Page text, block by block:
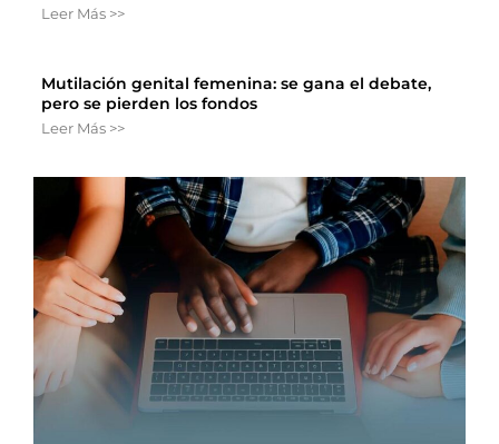
Leer Más >>
Mutilación genital femenina: se gana el debate,
pero se pierden los fondos
Leer Más >>